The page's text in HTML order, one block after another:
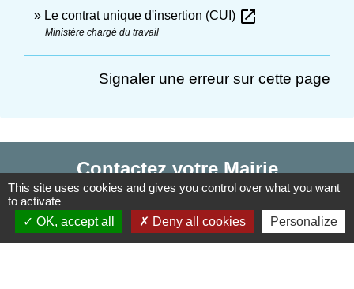
Le contrat unique d'insertion (CUI) open_in_new
Ministère chargé du travail
Signaler une erreur sur cette page
Contactez votre Mairie
Commune d'Haudivillers
5, rue de l'Église
60510 Haudivillers - FRANCE
This site uses cookies and gives you control over what you want
to activate
OK, accept all
Deny all cookies Personalize